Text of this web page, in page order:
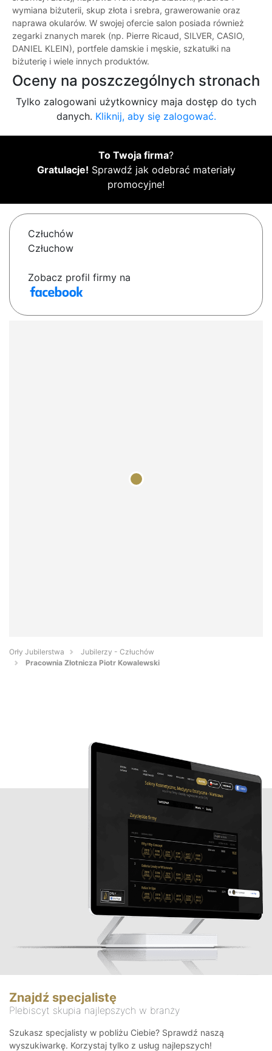
wymiana biżuterii, skup złota i srebra, grawerowanie oraz
naprawa okularów. W swojej ofercie salon posiada również
zegarki znanych marek (np. Pierre Ricaud, SILVER, CASIO,
DANIEL KLEIN), portfele damskie i męskie, szkatułki na
biżuterię i wiele innych produktów.
Oceny na poszczególnych stronach
Tylko zalogowani użytkownicy maja dostęp do tych
danych. Kliknij, aby się zalogować.
To Twoja firma?
Gratulacje! Sprawdź jak odebrać materiały
promocyjne!
Człuchów
Człuchow
Zobacz profil firmy na
Orły Jubilerstwa
Jubilerzy - Człuchów
Pracownia Złotnicza Piotr Kowalewski
Znajdź specjalistę
Plebiscyt skupia najlepszych w branży
Szukasz specjalisty w pobliżu Ciebie? Sprawdź naszą
wyszukiwarkę. Korzystaj tylko z usług najlepszych!